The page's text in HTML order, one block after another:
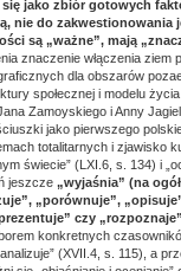
jako zbiór gotowych
nie do
są „ważne”, mają
znaczenie włączenia
dla obszarów
społecznej i modelu
Zamoyskiego i Anny
jako pierwszego
totalitarnych i zjawisko
świecie” (LXI.6, s. 134) i
jeszcze „wyjaśnia” (na
„porównuje”,
czy „rozpoznaje”
konkretnych
(XVII.4, s. 115), a